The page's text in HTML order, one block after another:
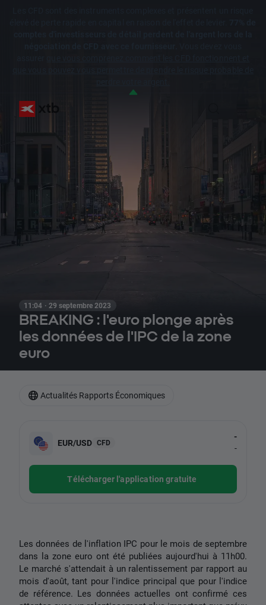
11:04 · 29 septembre 2023
BREAKING : l'euro plonge après
les données de l'IPC de la zone
euro
EUR/USD CFD
-
-
Télécharger l'application gratuite
Les données de l'inflation IPC pour le mois de septembre
dans la zone euro ont été publiées aujourd'hui à 11h00.
Le marché s'attendait à un ralentissement par rapport au
mois d'août, tant pour l'indice principal que pour l'indice
de référence. Les données actuelles ont confirmé ces
Actualités Rapports Économiques